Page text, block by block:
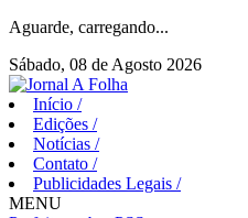
Aguarde, carregando...
Sábado, 08 de Agosto 2026
Início /
Edições /
Notícias /
Contato /
Publicidades Legais /
MENU